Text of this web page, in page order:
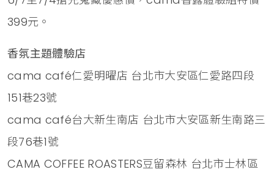
399元。
香氛主題體驗店
cama café仁愛明曜店 台北市大安區仁愛路四段
151巷23號
cama café台大新生南店 台北市大安區新生南路三
段76巷1號
CAMA COFFEE ROASTERS豆留森林 台北市士林區